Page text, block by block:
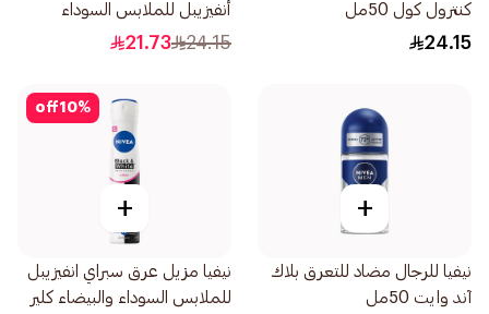
كنترول كول 50مل
24.15
أنفيزيبل للملابس السوداء
والبيضاء فريش للرجال 50مل
24.15
21.73
+
نيفيا للرجال مضاد للتعرق بلاك
آند وايت 50مل
10%
off
+
نيفيا مزيل عرق سبراي انفيزيبل
للملابس السوداء والبيضاء كلير